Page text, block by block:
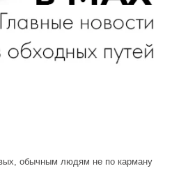
обычным людям не по карману